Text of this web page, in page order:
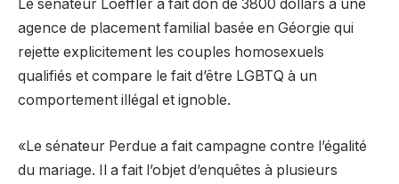
Le sénateur Loeffler a fait don de 3800 dollars à une
agence de placement familial basée en Géorgie qui
rejette explicitement les couples homosexuels
qualifiés et compare le fait d’être LGBTQ à un
comportement illégal et ignoble.
«Le sénateur Perdue a fait campagne contre l’égalité
du mariage. Il a fait l’objet d’enquêtes à plusieurs